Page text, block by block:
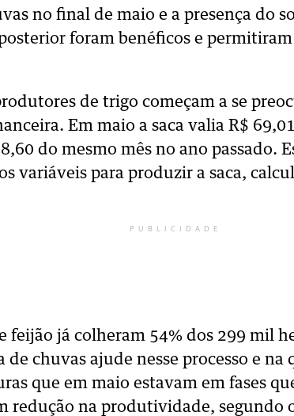
no final de maio e a presença do
foram benéficos e
de trigo começam a se
Em maio a saca valia R$
do mesmo mês no ano passado.
variáveis para produzir a saca,
PUBLICIDADE
feijão já colheram 54% dos 299 mil
de chuvas ajude nesse processo e
que em maio estavam em fases
redução na produtividade, segundo